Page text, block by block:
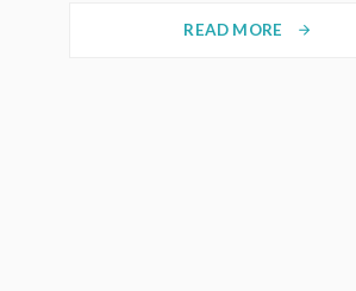
READ MORE arrow_forward